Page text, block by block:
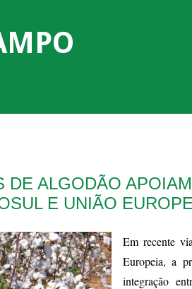
DE ALGODÃO
E UNIÃO
​Em recente
Europeia, a
integração